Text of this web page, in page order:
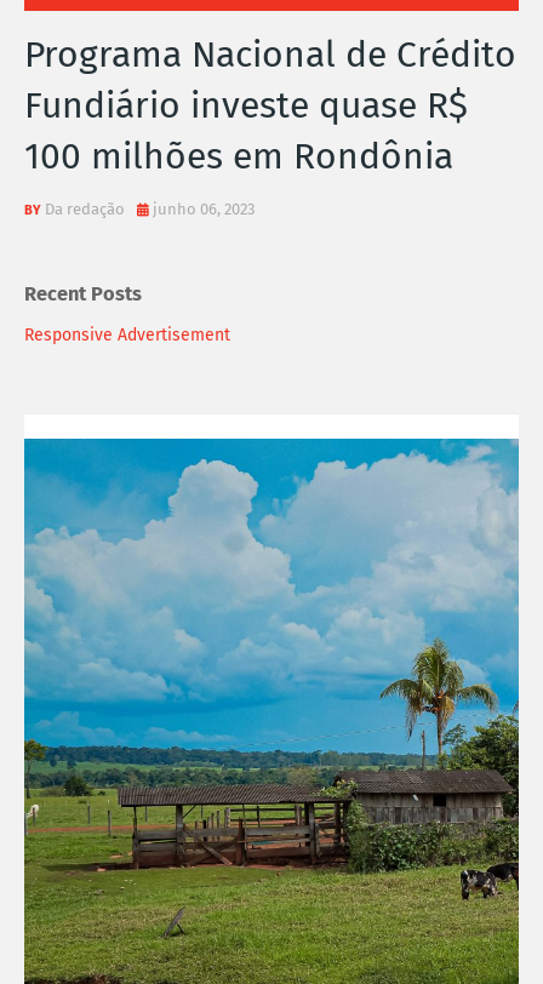
A
S
N
C
I
S
Programa Nacional de Crédito
Fundiário investe quase R$
100 milhões em Rondônia
Da redação junho 06, 2023
Recent Posts
Responsive Advertisement